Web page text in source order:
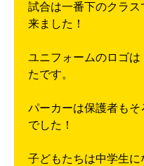
試合は一番下のクラ
来ました！
ユニフォームのロゴ
たです。
パーカーは保護者も
でした！
子どもたちは中学生